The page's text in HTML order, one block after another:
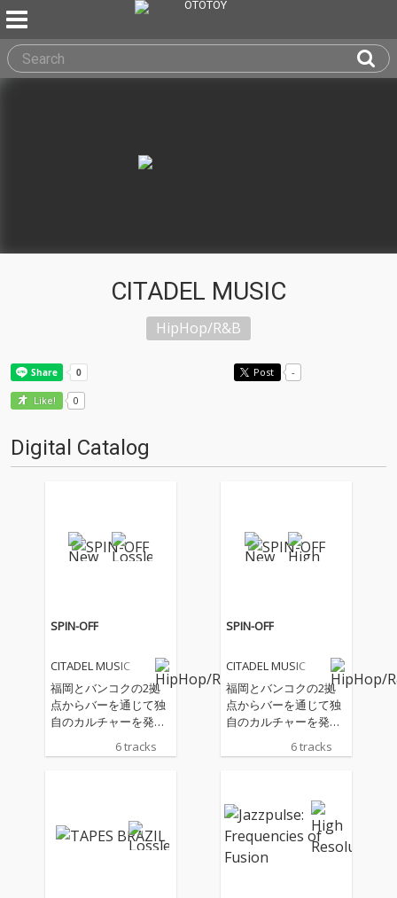
CITADEL MUSIC
HipHop/R&B
Post -
Like! 0
Digital Catalog
SPIN-OFF
CITADEL MUSIC
福岡とバンコクの2拠
点からバーを通じて独
自のカルチャーを発信
しているCITADEL が手
がける音楽レーベル
のためのレーベル」を
掲げ、音楽制作を軸
6 tracks
SPIN-OFF
CITADEL MUSIC
福岡とバンコクの2拠
点からバーを通じて独
自のカルチャーを発信
しているCITADEL が手
がける音楽レーベル
「移住者による移住者
のためのレーベル」を
掲げ、音楽制作を軸
に、アパレル、飲食
6 tracks